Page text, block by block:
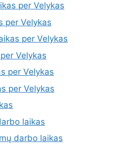
per Velykas
per Velykas
per Velykas
Velykas
per Velykas
per Velykas
laikas
darbo laikas